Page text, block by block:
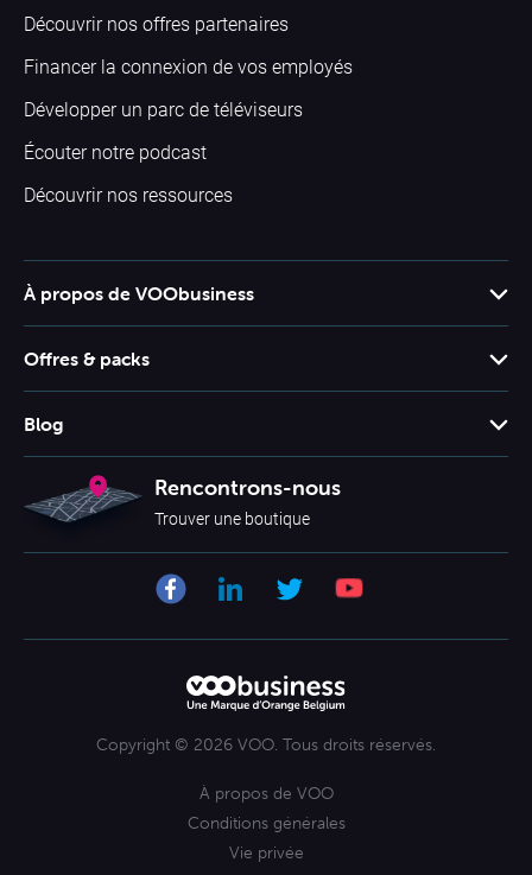
Découvrir nos offres partenaires
Financer la connexion de vos employés
Développer un parc de téléviseurs
Écouter notre podcast
Découvrir nos ressources
À propos de VOObusiness
Support client
Offres & packs
Offres & packs
Grilles tarifaires
Tarifs mobile
Smartphones
Blog
Booster son business
Business
La technologie VOObusiness
Rencontrons-nous
Trouver une boutique
Copyright © 2026 VOO. Tous droits réservés.
À propos de VOO
Conditions générales
Vie privée